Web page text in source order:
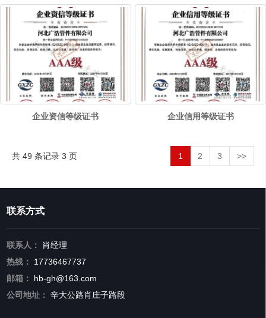
企业资信等级证书 企业信用等级证书
共 49 条记录 3 页 1 2 3 >>
联系方式
联系人：
肖经理
热线：
17736467737
邮箱：
hb-gh@163.com
公司地址： 辛大公路肖庄子路段